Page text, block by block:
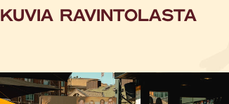
KUVIA RAVINTOLASTA